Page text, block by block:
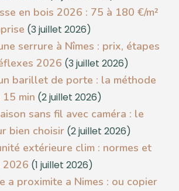
en bois 2026 : 75 à 180 €/m²
(3 juillet 2026)
serrure à Nîmes : prix, étapes
2026 (3 juillet 2026)
barillet de porte : la méthode
min (2 juillet 2026)
sans fil avec caméra : le
bien choisir (2 juillet 2026)
extérieure clim : normes et
2026 (1 juillet 2026)
a proximite a Nimes : ou copier